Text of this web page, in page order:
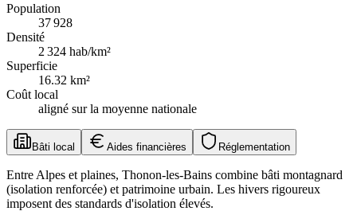
Population
37 928
Densité
2 324 hab/km²
Superficie
16.32 km²
Coût local
aligné sur la moyenne nationale
Bâti local Aides financières Réglementation
Entre Alpes et plaines, Thonon-les-Bains combine bâti montagnard
(isolation renforcée) et patrimoine urbain. Les hivers rigoureux
imposent des standards d'isolation élevés.